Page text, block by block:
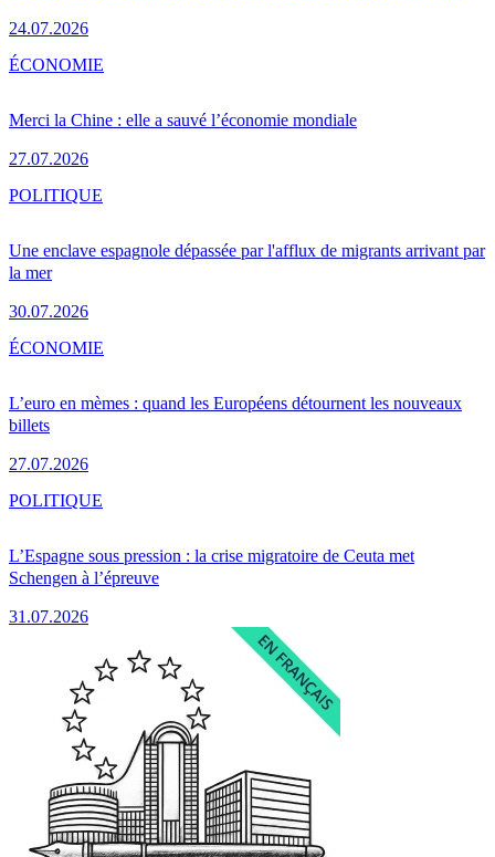
24.07.2026
Merci la Chine : elle a sauvé l’économie mondiale
27.07.2026
ÉCONOMIE
Une enclave espagnole dépassée par l'afflux de migrants arrivant par
la mer
30.07.2026
POLITIQUE
L’euro en mèmes : quand les Européens détournent les nouveaux
billets
27.07.2026
ÉCONOMIE
L’Espagne sous pression : la crise migratoire de Ceuta met
Schengen à l’épreuve
31.07.2026
POLITIQUE